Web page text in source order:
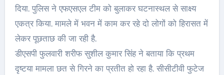
दिया. पुलिस ने एफएसएल टीम को बुलाकर घटनास्थल से साक्ष्य
एकत्र किया. मामले में भवन में काम कर रहे दो लोगों को हिरासत में
लेकर पूछताछ की जा रही है.
डीएसपी फुलवारी शरीफ सुशील कुमार सिंह ने बताया कि प्रथम
दृष्टया मामला छत से गिरने का प्रतीत हो रहा है. सीसीटीवी फुटेज